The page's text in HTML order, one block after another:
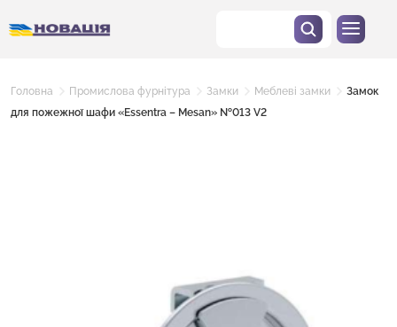
Головна Промислова фурнітура Замки Меблеві замки
Замок
для пожежної шафи «Essentra – Mesan» №013 V2